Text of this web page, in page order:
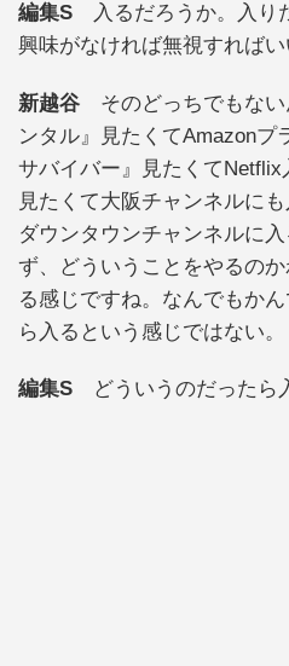
編集S
入るだろうか。入り
興味がなければ無視すればい
新越谷 そのどっちでもな
ンタル』見たくてAmazonプ
サバイバー』見たくてNetflix
見たくて大阪チャンネルに
ダウンタウンチャンネルに
ず、どういうことをやるの
る感じですね。なんでもか
ら入るという感じではない。
編集S どういうのだったら